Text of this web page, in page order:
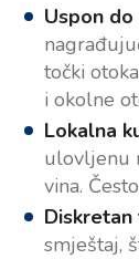
Uspon
točki
i okolne
Lokalna
ulovljenu
vina.
Diskretan
smještaj,